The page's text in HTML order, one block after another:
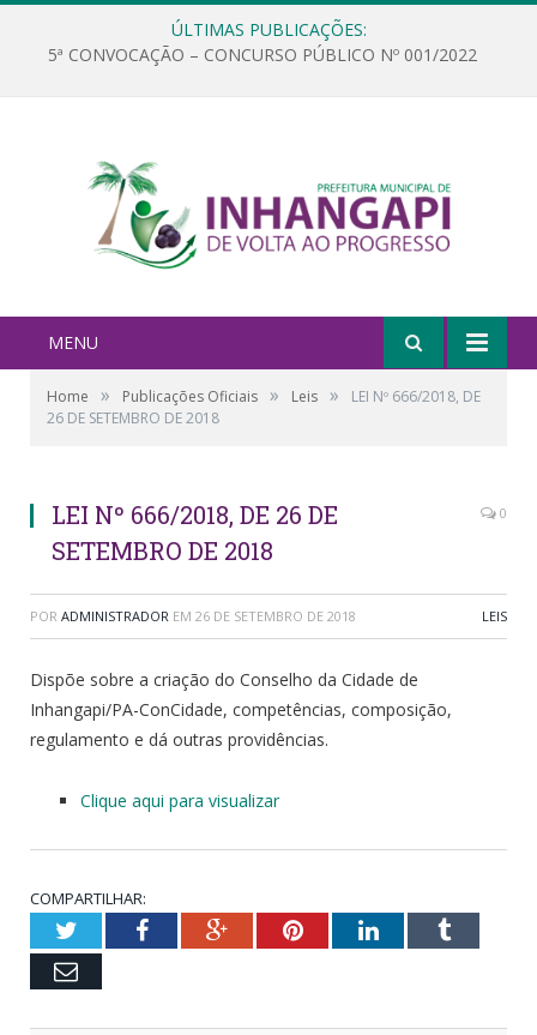
ÚLTIMAS PUBLICAÇÕES:
5ª CONVOCAÇÃO – CONCURSO PÚBLICO Nº 001/2022
MENU
Home » Publicações Oficiais » Leis »
LEI Nº 666/2018, DE
26 DE SETEMBRO DE 2018
LEI Nº 666/2018, DE 26 DE
SETEMBRO DE 2018
0
POR ADMINISTRADOR EM 26 DE SETEMBRO DE 2018 LEIS
Dispõe sobre a criação do Conselho da Cidade de
Inhangapi/PA-ConCidade, competências, composição,
regulamento e dá outras providências.
Clique aqui para visualizar
COMPARTILHAR:
TwitterFacebookGoogle+PinterestLinkedInTumblr
Email